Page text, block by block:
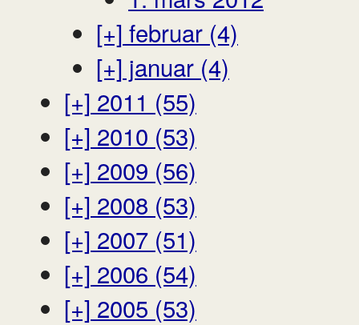
[+] februar (4)
[+] januar (4)
[+] 2011 (55)
[+] 2010 (53)
[+] 2009 (56)
[+] 2008 (53)
[+] 2007 (51)
[+] 2006 (54)
[+] 2005 (53)